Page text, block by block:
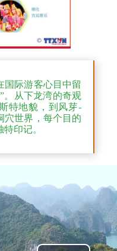
国际游客心目中留
。从下龙湾的奇观
特地貌，到风芽-
穴世界，每个目的
印记。